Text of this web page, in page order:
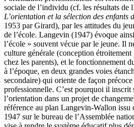
sociale de l’individu (cf. les résultats de
L’orientation et la sélection des enfants
1953 par Girard), par les attitudes du
de l’école. Langevin (1947) évoque
l’école » souvent vécue par le jeune. Il
culture générale (conception
chez les parents), et le fonctionnement
à l’époque, en deux grandes voies
secondaire) qui oriente de façon
professionnelle. C’est pourquoi il inscrit
l’orientation dans un projet de
référence au plan Langevin-Wallon issu
1947 sur le bureau de l’Assemblée